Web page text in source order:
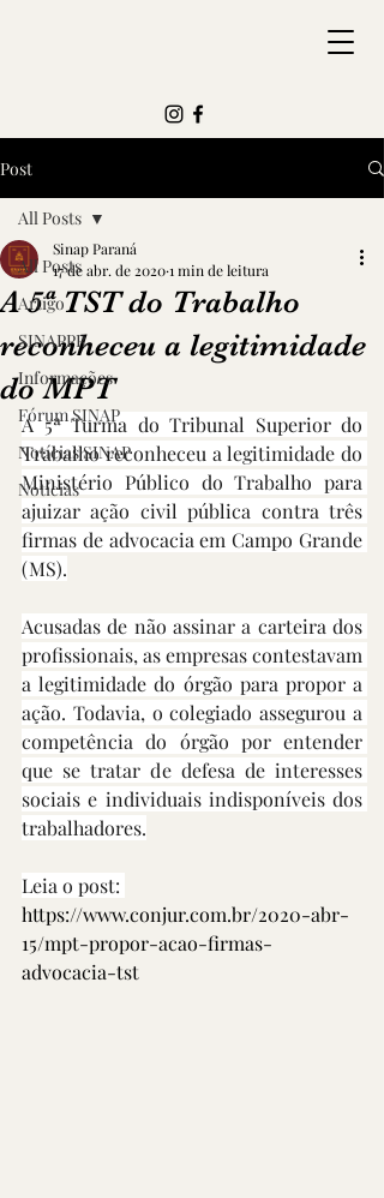
Post
All Posts
Artigo
SINAPPR
Informações
Fórum SINAP
Notícias SINAP
Notícias
All Posts
A 5ª TST do Trabalho
reconheceu a legitimidade
do MPT
Sinap Paraná
17 de abr. de 20201 min de leitura
A 5ª Turma do Tribunal Superior do
Trabalho reconheceu a legitimidade do
Ministério Público do Trabalho para
ajuizar ação civil pública contra três
firmas de advocacia em Campo Grande
(MS).
Acusadas de não assinar a carteira dos
profissionais, as empresas contestavam
a legitimidade do órgão para propor a
ação. Todavia, o colegiado assegurou a
competência do órgão por entender
que se tratar de defesa de interesses
sociais e individuais indisponíveis dos
trabalhadores.
Leia o post:
https://www.conjur.com.br/2020-abr-
15/mpt-propor-acao-firmas-
advocacia-tst